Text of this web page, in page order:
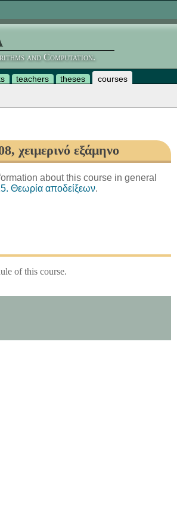
and Computation.
teachers theses courses
χειμερινό εξάμηνο
about this course in general
Θεωρία αποδείξεων.
of this course.